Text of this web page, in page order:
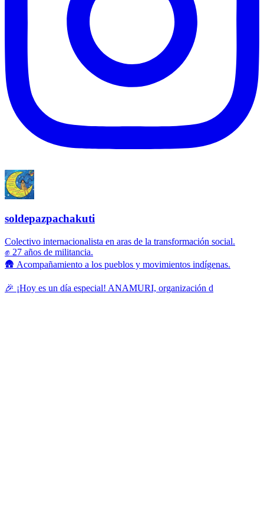
soldepazpachakuti
Colectivo internacionalista en aras de la transformación social.
✊ 27 años de militancia.
🛖 Acompañamiento a los pueblos y movimientos indígenas.
🎉 ¡Hoy es un día especial! ANAMURI, organización d